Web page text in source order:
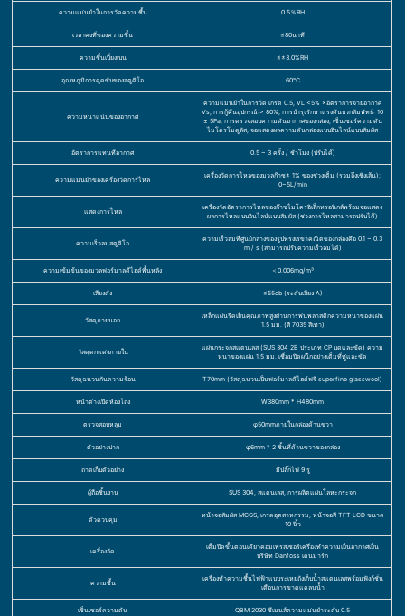
ความแม่นยำในการวัดความชื้น 0.5％RH
เวลาคงที่ของความชื้น ≤80นาที
ความชื้นเบี่ยงเบน ≤±3.0%RH
อุณหภูมิการดูดซับของสตูดิโอ 60℃
ความหนาแน่นของอากาศ
ความแม่นยำในการวัด เกรด 0.5, VL <5% ×อัตราการจ่ายอากาศ
Vs, การกู้คืนอุปกรณ์:> 80%, การบำรุงรักษาแรงดันบวกสัมพัทธ์: 10
± 5Pa, การตรวจสอบความดันอากาศของกล่อง, เซ็นเซอร์ความดัน
ไมโครโมดูลัส, จอแสดงผลความดันกล่องแบบอินไลน์แบบสัมผัส
อัตราการแทนที่อากาศ 0.5 ~ 3 ครั้ง / ชั่วโมง (ปรับได้)
ความแม่นยำของเครื่องวัดการไหล
เครื่องวัดการไหลของมวลก๊าซ± 1% ของช่วงเต็ม (รวมถึงเชิงเส้น);
0~5L/min
แสดงการไหล
เครื่องวัดอัตราการไหลของก๊าซไมโครอิเล็กทรอนิกส์พร้อมจอแสดง
ผลการไหลแบบอินไลน์แบบสัมผัส (ช่วงการไหลสามารถปรับได้)
ความเร็วลมสตูดิโอ
ความเร็วลมที่ศูนย์กลางของรูปทรงเรขาคณิตของกล่องคือ 0.1 ~ 0.3
m / s (สามารถปรับความเร็วลมได้)
ความเข้มข้นของมวลฟอร์มาลดีไฮด์พื้นหลัง ＜0.006mg/m³
เสียงดัง ≤55db (ระดับเสียง A)
วัสดุภายนอก
เหล็กแผ่นรีดเย็นคุณภาพสูงผ่านการพ่นพลาสติกความหนาของแผ่น
1.5 มม. (สี 7035 สีเทา)
วัสดุตกแต่งภายใน
แผ่นกระจกสแตนเลส (SUS 304 2B ประเภท CP บดและขัด) ความ
หนาของแผ่น 1.5 มม. เชื่อมปิดผนึกอย่างเต็มที่ทู่และขัด
วัสดุฉนวนกันความร้อน T70mm (วัสดุฉนวนเป็นฟอร์มาลดีไฮด์ฟรี superfine glasswool)
หน้าต่างเปิดห้องโถง W380mm * H480mm
ตรวจสอบหลุม φ50mmภายในกล่องด้านขวา
ตัวอย่างปาก φ6mm * 2 ชิ้นที่ด้านขวาของกล่อง
ถาดเก็บตัวอย่าง มีปลั๊กไฟ 9 รู
ผู้ถือชิ้นงาน SUS 304, สแตนเลส, การผลิตแผ่นโลหะกระจก
ตัวควบคุม
หน้าจอสัมผัส MCGS, เกรดอุตสาหกรรม, หน้าจอสี TFT LCD ขนาด
10 นิ้ว
เครื่องอัด
เต็มปิดขั้นตอนเดียวคอมเพรสเซอร์เครื่องทำความเย็นอากาศเย็น
บริษัท Danfoss เดนมาร์ก
ความชื้น
เครื่องทำความชื้นไฟฟ้าแบบระเหยถังเก็บน้ำสแตนเลสพร้อมฟังก์ชั่น
เตือนการขาดแคลนน้ำ
เซ็นเซอร์ความดัน QBM 2030 ซีเมนส์ความแม่นยำระดับ 0.5